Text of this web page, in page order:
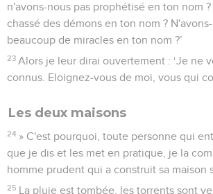
n'avons-nous pas prophétisé en ton nom
chassé des démons en ton nom ?
beaucoup de miracles en ton nom ?’
23 Alors je leur dirai ouvertement : ‘Je ne
connus. Eloignez-vous de moi, vous qui
Les deux maisons
24 » C'est pourquoi, toute personne qui
que je dis et les met en pratique, je la
homme prudent qui a construit sa maison
25 La pluie est tombée, les torrents sont